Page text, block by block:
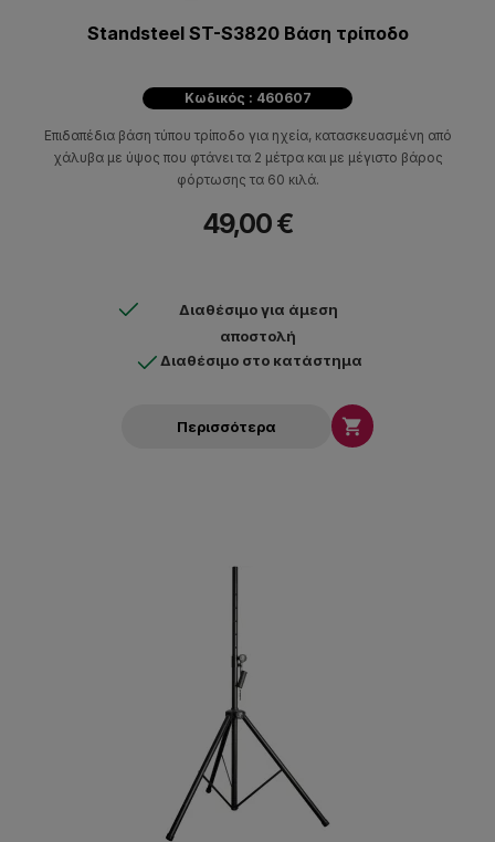
Standsteel ST-S3820 Βάση τρίποδο
Κωδικός : 460607
Επιδαπέδια βάση τύπου τρίποδο για ηχεία, κατασκευασμένη από
χάλυβα με ύψος που φτάνει τα 2 μέτρα και με μέγιστο βάρος
φόρτωσης τα 60 κιλά.
49,00 €
Διαθέσιμο για άμεση
αποστολή
Διαθέσιμο στο κατάστημα
Περισσότερα 